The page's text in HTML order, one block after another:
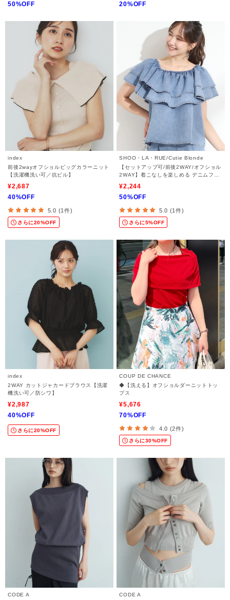
50%OFF 20%OFF
index
前後2wayオフショルビッグカラーニット
【洗濯機洗い可／抗ピル】
¥2,687
40%OFF
5.0 (1件)
さらに20%OFF
SHOO・LA・RUE/Cutie Blonde
【セットアップ可/前後2WAY/オフショル
2WAY】着こなしを楽しめる デニムフリ
¥2,244
50%OFF
5.0 (1件)
さらに5%OFF
index
2WAY カットジャカードブラウス【洗濯
機洗い可／防シワ】
¥2,987
40%OFF
さらに20%OFF
COUP DE CHANCE
◆【洗える】オフショルダーニットトッ
プス
¥5,676
70%OFF
4.0 (2件)
さらに30%OFF
CODE A
CODE A